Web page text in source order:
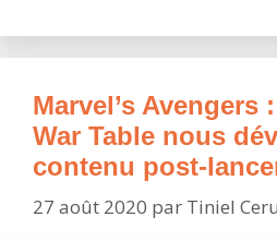
post-
lancement,
toutes
les
infos
!
Marvel’s Avengers
War Table nous
contenu post-
27 août 2020 par Tiniel